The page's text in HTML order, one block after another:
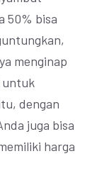
50% bisa
menginap
untuk
dengan
juga bisa
harga